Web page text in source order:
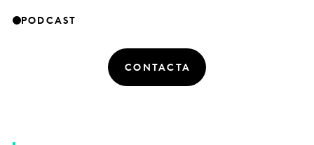
PODCAST
CONTACTA